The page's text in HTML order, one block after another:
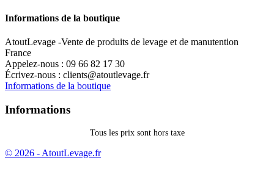
Informations de la boutique
AtoutLevage -Vente de produits de levage et de manutention
France
Appelez-nous : 09 66 82 17 30
Écrivez-nous : clients@atoutlevage.fr
Informations de la boutique
Informations
Tous les prix sont hors taxe
© 2026 - AtoutLevage.fr